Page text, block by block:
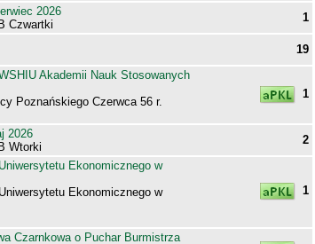
2026
Czwartki
1
19
Akademii Nauk Stosowanych
Poznańskiego Czerwca 56 r.
1
2026
Wtorki
2
Ekonomicznego w
Ekonomicznego w
1
Czarnkowa o Puchar Burmistrza